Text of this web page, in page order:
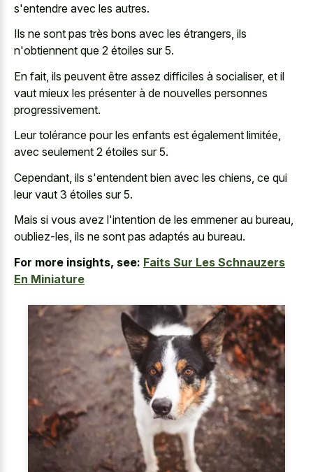
s'entendre avec les autres.
Ils ne sont pas très bons avec les étrangers, ils
n'obtiennent que 2 étoiles sur 5.
En fait, ils peuvent être assez difficiles à socialiser, et il
vaut mieux les présenter à de nouvelles personnes
progressivement.
Leur tolérance pour les enfants est également limitée,
avec seulement 2 étoiles sur 5.
Cependant, ils s'entendent bien avec les chiens, ce qui
leur vaut 3 étoiles sur 5.
Mais si vous avez l'intention de les emmener au bureau,
oubliez-les, ils ne sont pas adaptés au bureau.
For more insights, see: Faits Sur Les Schnauzers
En Miniature